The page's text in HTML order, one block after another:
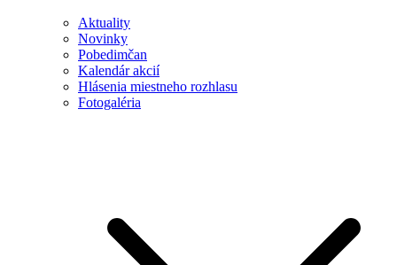
Aktuality
Novinky
Pobedimčan
Kalendár akcií
Hlásenia miestneho rozhlasu
Fotogaléria